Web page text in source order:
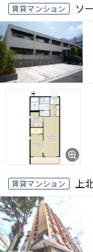
賃貸マンション ソ
賃貸マンション 上